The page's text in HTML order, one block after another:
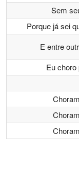
Sem
Porque já sei
E entre
Eu choro